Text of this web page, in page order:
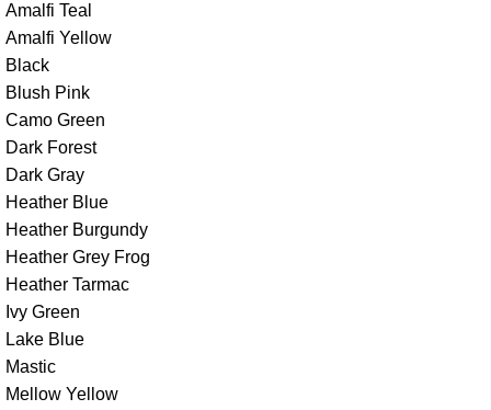
Amalfi Teal
Amalfi Yellow
Black
Blush Pink
Camo Green
Dark Forest
Dark Gray
Heather Blue
Heather Burgundy
Heather Grey Frog
Heather Tarmac
Ivy Green
Lake Blue
Mastic
Mellow Yellow